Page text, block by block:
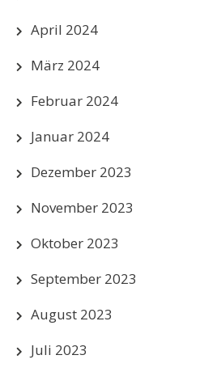
April 2024
März 2024
Februar 2024
Januar 2024
Dezember 2023
November 2023
Oktober 2023
September 2023
August 2023
Juli 2023